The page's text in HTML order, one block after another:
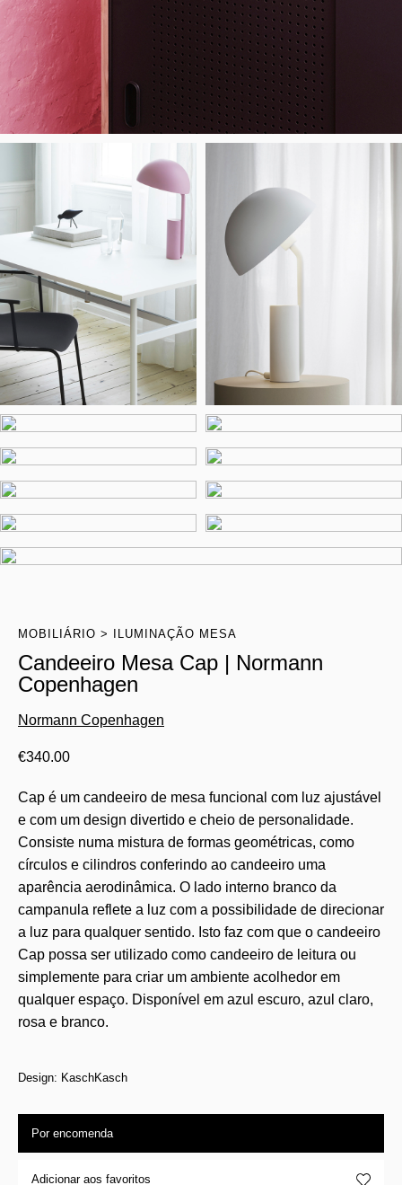
MOBILIÁRIO ILUMINAÇÃO MESA
Candeeiro Mesa Cap | Normann
Copenhagen
Normann Copenhagen
€340.00
Cap é um candeeiro de mesa funcional com luz ajustável
e com um design divertido e cheio de personalidade.
Consiste numa mistura de formas geométricas, como
círculos e cilindros conferindo ao candeeiro uma
aparência aerodinâmica. O lado interno branco da
campanula reflete a luz com a possibilidade de direcionar
a luz para qualquer sentido. Isto faz com que o candeeiro
Cap possa ser utilizado como candeeiro de leitura ou
simplemente para criar um ambiente acolhedor em
qualquer espaço. Disponível em azul escuro, azul claro,
rosa e branco.
Design: KaschKasch
Por encomenda
Adicionar aos favoritos